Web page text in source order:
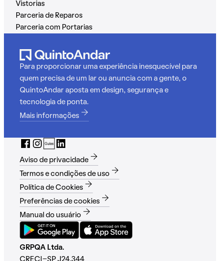
Vistorias
Parceria de Reparos
Parceria com Portarias
Para proporcionar uma experiência inesquecível para
quem precisa de um lar ou anuncia com a gente, o
QuintoAndar aposta em design, segurança e
tecnologia de ponta.
Mais informações
Aviso de privacidade
Termos e condições de uso
Política de Cookies
Preferências de cookies
Manual do usuário
GRPQA Ltda.